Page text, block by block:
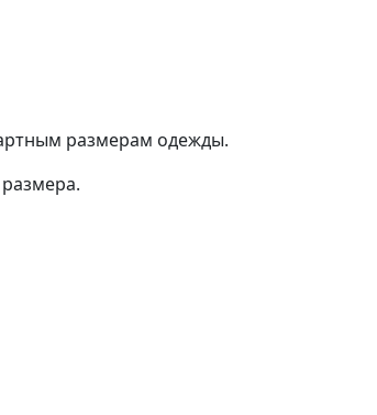
размерам одежды.